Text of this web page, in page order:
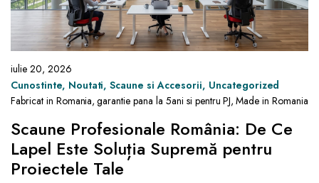
iulie 20, 2026
Cunostinte Noutati Scaune si Accesorii Uncategorized
Fabricat in Romania, garantie pana la 5ani si pentru PJ, Made in Romania
Scaune Profesionale România: De Ce
Lapel Este Soluția Supremă pentru
Proiectele Tale